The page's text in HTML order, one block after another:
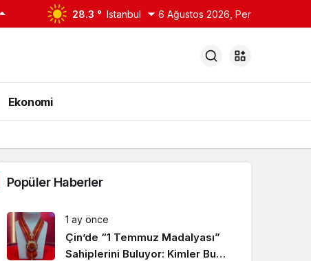
28.3 ° Istanbul 6 Ağustos 2026, Per
Ekonomi
Popüler Haberler
1 ay önce
Çin’de “1 Temmuz Madalyası”
Sahiplerini Buluyor: Kimler Bu